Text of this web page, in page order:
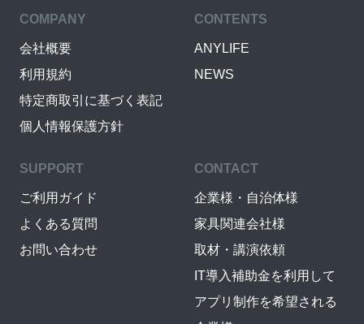
COMPANY
会社概要
利用規約
特定商取引に基づく表記
個人情報保護方針
CONTENTS
ANYLIFE
NEWS
SUPPORT
ご利用ガイド
よくある質問
お問い合わせ
CONTACT
企業様・自治体様
家具関連会社様
取材・講演依頼
IT導入補助金を利用して
アプリ制作を希望される